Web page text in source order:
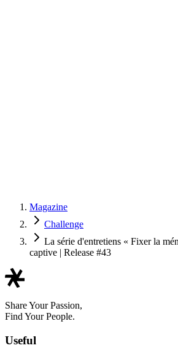
Magazine
Challenge
La série d'entretiens « Fixer la
captive | Release #43
Share Your Passion,
Find Your People.
Useful